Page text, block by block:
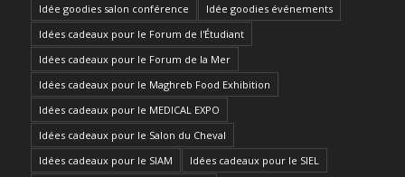
Idée goodies salon conférence
Idée goodies événements
Idées cadeaux pour le Forum de l'Étudiant
Idées cadeaux pour le Forum de la Mer
Idées cadeaux pour le Maghreb Food Exhibition
Idées cadeaux pour le MEDICAL EXPO
Idées cadeaux pour le Salon du Cheval
Idées cadeaux pour le SIAM
Idées cadeaux pour le SIEL